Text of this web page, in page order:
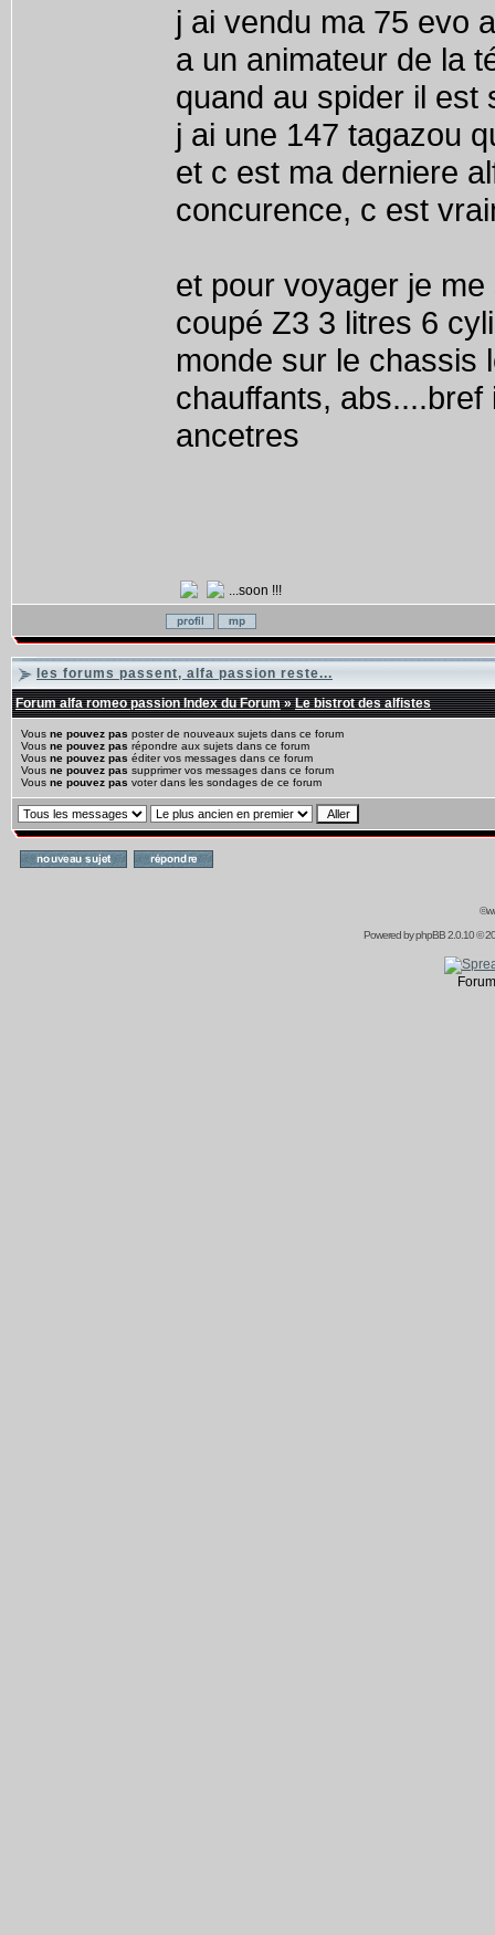
j ai vendu ma 75 evo
a un animateur de la
quand au spider il est
j ai une 147 tagazou
et c est ma derniere
concurence, c est
et pour voyager je
coupé Z3 3 litres 6
monde sur le chassis
chauffants,
ancetres
...soon !!!
les forums passent, alfa passion reste...
Forum alfa romeo passion Index du Forum»Le bistrot des alfistes
Vous ne pouvez pas poster de nouveaux sujets dans ce forum
Vous ne pouvez pas répondre aux sujets dans ce forum
Vous ne pouvez pas éditer vos messages dans ce forum
Vous ne pouvez pas supprimer vos messages dans ce forum
Vous ne pouvez pas voter dans les sondages de ce forum
Powered byphpBB2.0.10 ©